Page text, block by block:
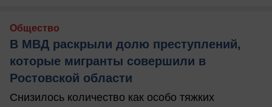
Общество
В МВД раскрыли долю преступлений,
которые мигранты совершили в
Ростовской области
Снизилось количество как особо тяжких